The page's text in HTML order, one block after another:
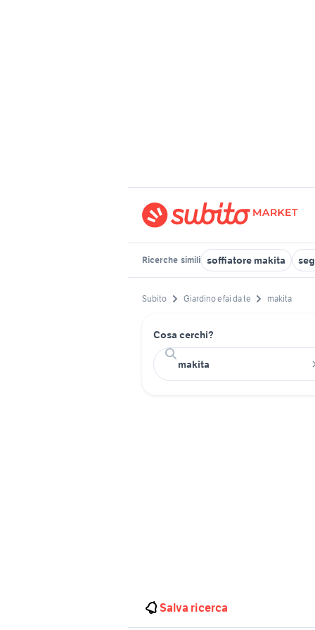
Ricerche simili soffiatore makita
Subito Giardino e fai da te makita
Cosa cerchi?
Salva ricerca